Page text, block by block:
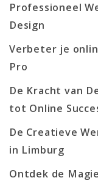
Professioneel
Design
Verbeter je
Pro
De Kracht van
tot Online
De Creatieve
in Limburg
Ontdek de